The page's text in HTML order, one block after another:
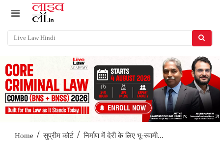
Home / सुप्रीम कोर्ट / निर्माण में देरी के लिए भू-स्वामी...